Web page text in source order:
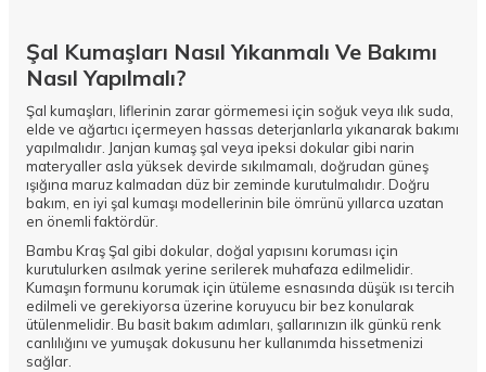
Şal Kumaşları Nasıl Yıkanmalı Ve Bakımı
Nasıl Yapılmalı?
Şal kumaşları, liflerinin zarar görmemesi için soğuk veya ılık suda,
elde ve ağartıcı içermeyen hassas deterjanlarla yıkanarak bakımı
yapılmalıdır. Janjan kumaş şal veya ipeksi dokular gibi narin
materyaller asla yüksek devirde sıkılmamalı, doğrudan güneş
ışığına maruz kalmadan düz bir zeminde kurutulmalıdır. Doğru
bakım, en iyi şal kumaşı modellerinin bile ömrünü yıllarca uzatan
en önemli faktördür.
Bambu Kraş Şal gibi dokular, doğal yapısını koruması için
kurutulurken asılmak yerine serilerek muhafaza edilmelidir.
Kumaşın formunu korumak için ütüleme esnasında düşük ısı tercih
edilmeli ve gerekiyorsa üzerine koruyucu bir bez konularak
ütülenmelidir. Bu basit bakım adımları, şallarınızın ilk günkü renk
canlılığını ve yumuşak dokusunu her kullanımda hissetmenizi
sağlar.